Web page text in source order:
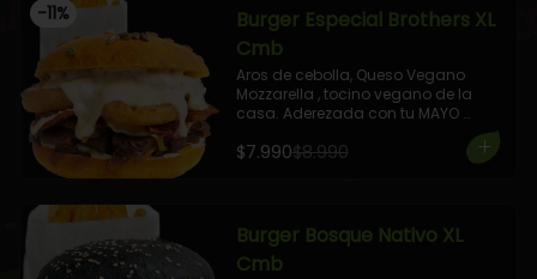
-11%
Burger Especial Brothers XL
Cmb
Aros de cebolla, Queso Vegano
Mozzarella , tocino vegano de la
casa. Aderezada con tu MAYO
+ 1 Elige tu Combo!
$7.990$8.990
Burger Bosque Nativo XL
Cmb